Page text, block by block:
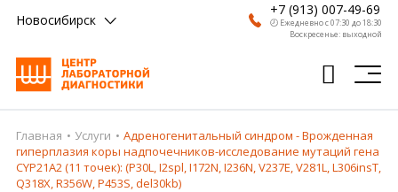
Новосибирск
+7 (913) 007-49-69
🕗 Ежедневно с 07:30 до 18:30
Воскресенье: выходной
Главная
Анализы
Главная Услуги
Адреногенитальный синдром - Врожденная
гиперплазия коры надпочечников-исследование мутаций гена
CYP21A2 (11 точек): (P30L, I2spl, I172N, I236N, V237E, V281L, L306insT,
Q318X, R356W, P453S, del30kb)